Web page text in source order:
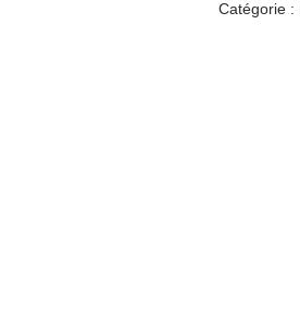
Catégorie :